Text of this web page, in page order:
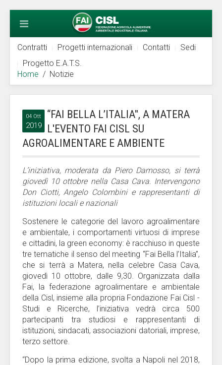
Contratti Progetti internazionali Contatti
Sedi
Progetto E.A.T.S.
Home
Notizie
04 Ott
2019
“FAI BELLA L’ITALIA", A MATERA
L'EVENTO FAI CISL SU
AGROALIMENTARE E AMBIENTE
L’iniziativa, moderata da Piero Damosso, si terrà
giovedì 10 ottobre nella Casa Cava. Intervengono
Don Ciotti, Angelo Colombini e rappresentanti di
istituzioni locali e nazionali
Sostenere le categorie del lavoro agroalimentare
e ambientale, i comportamenti virtuosi di imprese
e cittadini, la green economy: è racchiuso in queste
tre tematiche il senso del meeting “Fai Bella l’Italia”,
che si terrà a Matera, nella celebre Casa Cava,
giovedì 10 ottobre, dalle 9,30. Organizzata dalla
Fai, la federazione agroalimentare e ambientale
della Cisl, insieme alla propria Fondazione Fai Cisl -
Studi e Ricerche, l’iniziativa vedrà circa 500
partecipanti tra studiosi e rappresentanti di
istituzioni, sindacati, associazioni datoriali, imprese,
terzo settore.
“Dopo la prima edizione, svolta a Napoli nel 2018,